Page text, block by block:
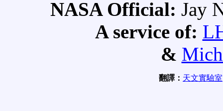
NASA Official: Jay
A service of:
&
翻譯： 天文實驗室